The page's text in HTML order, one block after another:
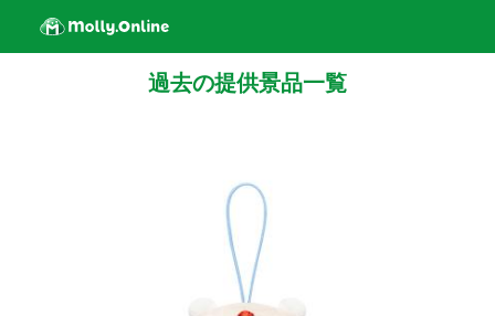
過去の提供景品一覧